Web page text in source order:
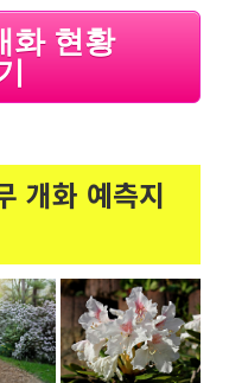
화 현황
개화 예측지